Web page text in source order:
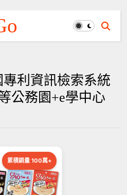
專利資訊檢索系統
公務園+e學中心
累積銷量 100萬+